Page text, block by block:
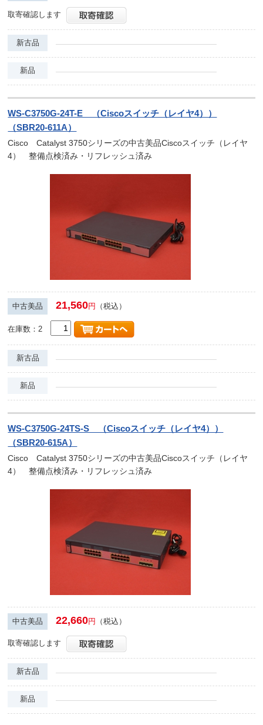
取寄確認します
新古品
新品
WS-C3750G-24T-E （Ciscoスイッチ（レイヤ4））
（SBR20-611A）
Cisco Catalyst 3750シリーズの中古美品Ciscoスイッチ（レイヤ
4） 整備点検済み・リフレッシュ済み
中古美品 21,560円 （税込）
在庫数：2
新古品
新品
WS-C3750G-24TS-S （Ciscoスイッチ（レイヤ4））
（SBR20-615A）
Cisco Catalyst 3750シリーズの中古美品Ciscoスイッチ（レイヤ
4） 整備点検済み・リフレッシュ済み
中古美品 22,660円 （税込）
取寄確認します
新古品
新品